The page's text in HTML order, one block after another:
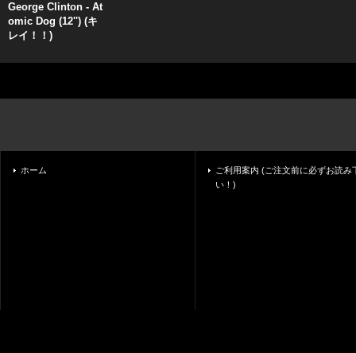
George Clinton - At
omic Dog (12'') (キ
レイ！！)
ホーム
ご利用案内 (ご注文前に必ずお読み
い！)